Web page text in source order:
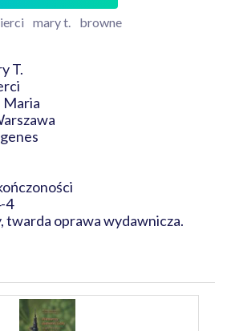
mary t. browne
T.
Maria
4
twarda oprawa wydawnicza.